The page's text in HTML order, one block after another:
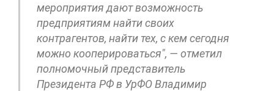
мероприятия дают возможность
предприятиям найти своих
контрагентов, найти тех, с кем сегодня
можно кооперироваться", — отметил
полномочный представитель
Президента РФ в УрФО Владимир